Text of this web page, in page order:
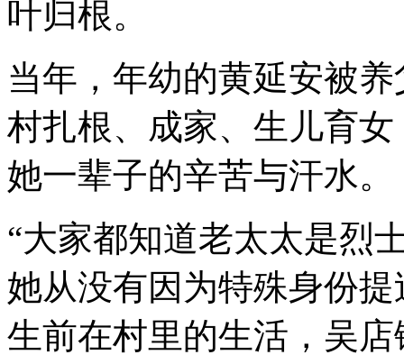
叶归根。
当年，年幼的黄延安被
村扎根、成家、生儿育
她一辈子的辛苦与汗水。
“大家都知道老太太是烈
她从没有因为特殊身份
生前在村里的生活，吴